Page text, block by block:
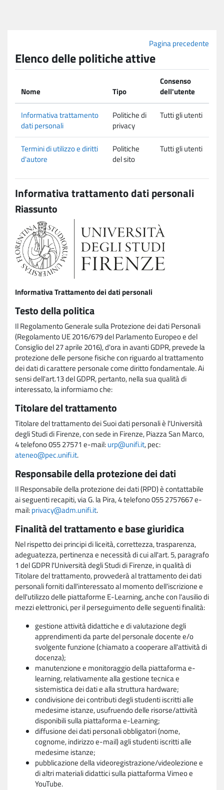
Pagina precedente
Elenco delle politiche attive
Nome Tipo
Consenso
dell'utente
Informativa trattamento
dati personali
Politiche di
privacy
Tutti gli utenti
Termini di utilizzo e diritti
d'autore
Politiche
del sito
Tutti gli utenti
Informativa trattamento dati personali
Riassunto
Informativa Trattamento dei dati personali
Testo della politica
Il Regolamento Generale sulla Protezione dei dati Personali
(Regolamento UE 2016/679 del Parlamento Europeo e del
Consiglio del 27 aprile 2016), d'ora in avanti GDPR, prevede la
protezione delle persone fisiche con riguardo al trattamento
dei dati di carattere personale come diritto fondamentale. Ai
sensi dell'art.13 del GDPR, pertanto, nella sua qualità di
interessato, la informiamo che:
Titolare del trattamento
Titolare del trattamento dei Suoi dati personali è l'Università
degli Studi di Firenze, con sede in Firenze, Piazza San Marco,
4 telefono 055 27571 e-mail:urp@unifi.it, pec:
ateneo@pec.unifi.it.
Responsabile della protezione dei dati
Il Responsabile della protezione dei dati (RPD) è contattabile
ai seguenti recapiti, via G. la Pira, 4 telefono 055 2757667 e-
mail:privacy@adm.unifi.it.
Finalità del trattamento e base giuridica
Nel rispetto dei principi di liceità, correttezza, trasparenza,
adeguatezza, pertinenza e necessità di cui all'art. 5, paragrafo
1 del GDPR l'Università degli Studi di Firenze, in qualità di
Titolare del trattamento, provvederà al trattamento dei dati
personali forniti dall'interessato al momento dell'iscrizione e
dell'utilizzo delle piattaforme E-Learning, anche con l'ausilio di
mezzi elettronici, per il perseguimento delle seguenti finalità:
gestione attività didattiche e di valutazione degli
apprendimenti da parte del personale docente e/o
svolgente funzione (chiamato a cooperare all'attività di
docenza);
manutenzione e monitoraggio della piattaforma e-
learning, relativamente alla gestione tecnica e
sistemistica dei dati e alla struttura hardware;
condivisione dei contributi degli studenti iscritti alle
medesime istanze, usufruendo delle risorse/attività
disponibili sulla piattaforma e-Learning;
diffusione dei dati personali obbligatori (nome,
cognome, indirizzo e-mail) agli studenti iscritti alle
medesime istanze;
pubblicazione della videoregistrazione/videolezione e
di altri materiali didattici sulla piattaforma Vimeo e
YouTube.